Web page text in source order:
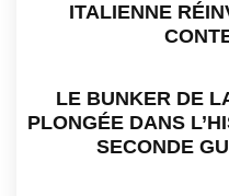
ITALIENNE
LE BUNKER DE
PLONGÉE DANS
SECONDE